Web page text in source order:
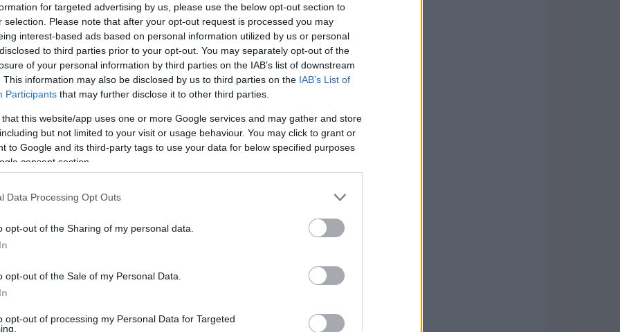
for targeted advertising by us, please use the below opt-out section to
selection. Please note that after your opt-out request is processed you may
interest-based ads based on personal information utilized by us or personal
to third parties prior to your opt-out. You may separately opt-out of the
of your personal information by third parties on the IAB’s list of downstream
This information may also be disclosed by us to third parties on the IAB’s List of
Participants that may further disclose it to other third parties.
that this website/app uses one or more Google services and may gather and store
but not limited to your visit or usage behaviour. You may click to grant or
to Google and its third-party tags to use your data for below specified purposes
consent section.
Data Processing Opt Outs
opt-out of the Sharing of my personal data.
opt-out of the Sale of my Personal Data.
opt-out of processing my Personal Data for Targeted
quotidiana
capace di influenzare
degli individui.